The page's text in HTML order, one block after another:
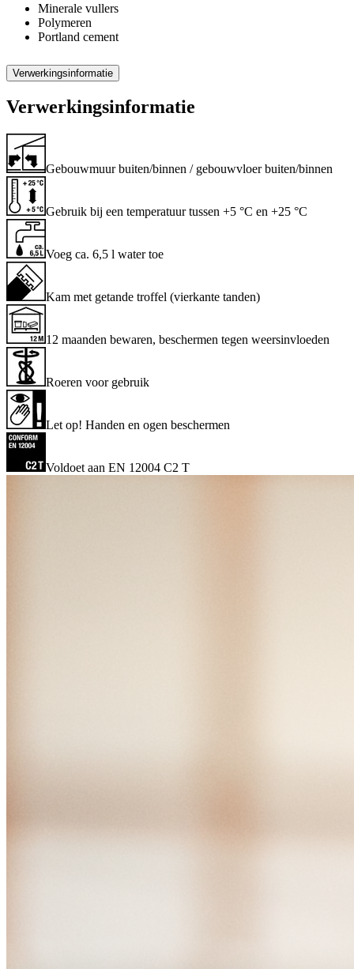
Minerale vullers
Polymeren
Portland cement
Verwerkingsinformatie
Verwerkingsinformatie
Gebouwmuur buiten/binnen / gebouwvloer buiten/binnen
Gebruik bij een temperatuur tussen +5 °C en +25 °C
Voeg ca. 6,5 l water toe
Kam met getande troffel (vierkante tanden)
12 maanden bewaren, beschermen tegen weersinvloeden
Roeren voor gebruik
Let op! Handen en ogen beschermen
Voldoet aan EN 12004 C2 T